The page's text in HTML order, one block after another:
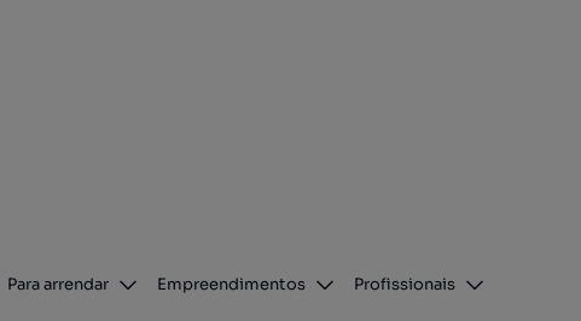
Para arrendar Empreendimentos Profissionais